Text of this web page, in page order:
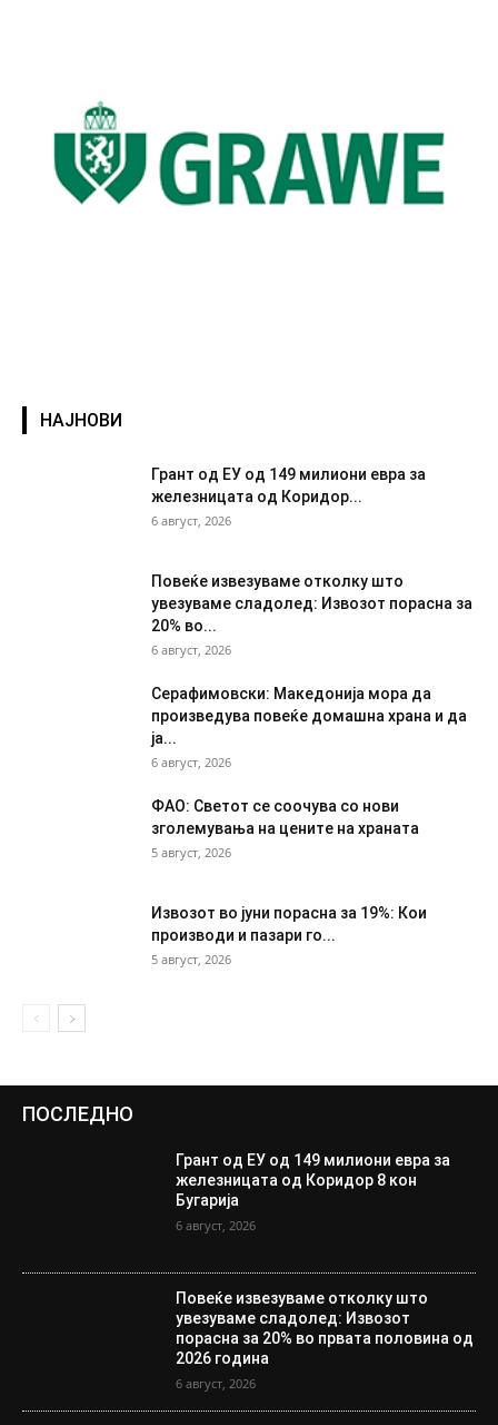
НАЈНОВИ
Грант од ЕУ од 149 милиони евра за
железницата од Коридор...
6 август, 2026
Повеќе извезуваме отколку што
увезуваме сладолед: Извозот порасна за
20% во...
6 август, 2026
Серафимовски: Македонија мора да
произведува повеќе домашна храна и да
ја...
6 август, 2026
ФАО: Светот се соочува со нови
зголемувања на цените на храната
5 август, 2026
Извозот во јуни порасна за 19%: Кои
производи и пазари го...
5 август, 2026
ПОСЛЕДНО
Грант од ЕУ од 149 милиони евра за
железницата од Коридор 8 кон
Бугарија
6 август, 2026
Повеќе извезуваме отколку што
увезуваме сладолед: Извозот
порасна за 20% во првата половина од
2026 година
6 август, 2026